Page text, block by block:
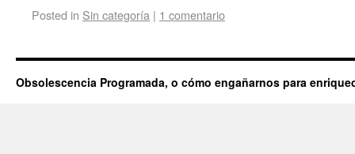
Posted in Sin categoría | 1 comentario
Obsolescencia Programada, o cómo engañarnos para